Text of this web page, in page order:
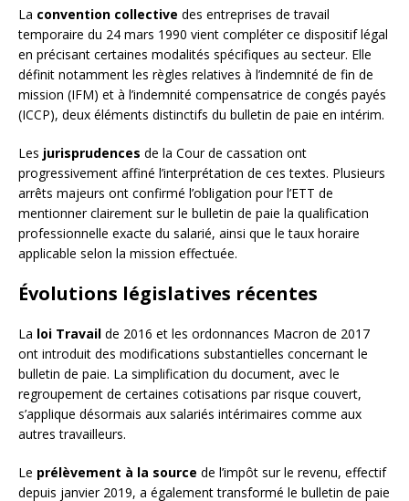
La convention collective des entreprises de travail
temporaire du 24 mars 1990 vient compléter ce dispositif légal
en précisant certaines modalités spécifiques au secteur. Elle
définit notamment les règles relatives à l’indemnité de fin de
mission (IFM) et à l’indemnité compensatrice de congés payés
(ICCP), deux éléments distinctifs du bulletin de paie en intérim.
Les jurisprudences de la Cour de cassation ont
progressivement affiné l’interprétation de ces textes. Plusieurs
arrêts majeurs ont confirmé l’obligation pour l’ETT de
mentionner clairement sur le bulletin de paie la qualification
professionnelle exacte du salarié, ainsi que le taux horaire
applicable selon la mission effectuée.
Évolutions législatives récentes
La loi Travail de 2016 et les ordonnances Macron de 2017
ont introduit des modifications substantielles concernant le
bulletin de paie. La simplification du document, avec le
regroupement de certaines cotisations par risque couvert,
s’applique désormais aux salariés intérimaires comme aux
autres travailleurs.
Le prélèvement à la source de l’impôt sur le revenu, effectif
depuis janvier 2019, a également transformé le bulletin de paie